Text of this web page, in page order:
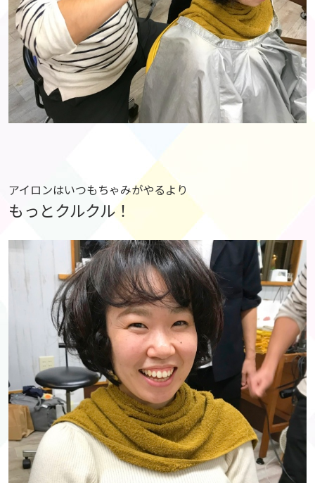
アイロンはいつもちゃみがやるより
もっとクルクル！